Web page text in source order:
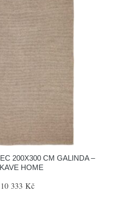
200X300 CM GALINDA –
KAVE HOME
10 333 Kč